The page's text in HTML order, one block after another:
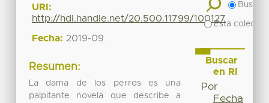
URI:
http://hdl.handle.net/20.500.11799/100127
Fecha: 2019-09
Resumen:
La dama de los perros es una
palpitante novela que describe a
Buscar
Esta
Buscar
en RI
Por
Fecha